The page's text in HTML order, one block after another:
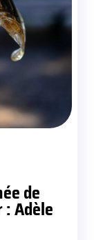
de
Adèle